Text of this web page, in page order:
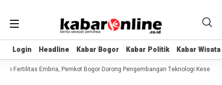
Login Headline Kabar Bogor Kabar Politik Kabar Wisata
Login Headline Kabar Bogor Kabar Politik Kabar Wisata
Fertilitas Embria, Pemkot Bogor Dorong Pengembangan Teknologi Kesehatan